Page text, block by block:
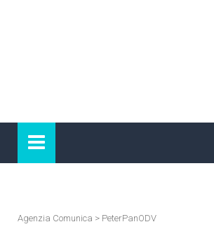
Agenzia Comunica > PeterPanODV